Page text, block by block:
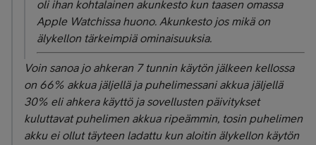
oli ihan kohtalainen akunkesto kun taasen omassa
Apple Watchissa huono. Akunkesto jos mikä on
älykellon tärkeimpiä ominaisuuksia.
Voin sanoa jo ahkeran 7 tunnin käytön jälkeen kellossa
on 66% akkua jäljellä ja puhelimessani akkua jäljellä
30% eli ahkera käyttö ja sovellusten päivitykset
kuluttavat puhelimen akkua ripeämmin, tosin puhelimen
akku ei ollut täyteen ladattu kun aloitin älykellon käytön